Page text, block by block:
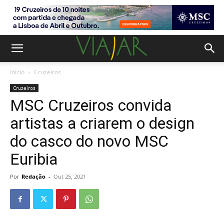
Início Cruzeiros
Cruzeiros
MSC Cruzeiros convida
artistas a criarem o design
do casco do novo MSC
Euribia
Por Redação - Out 25, 2021